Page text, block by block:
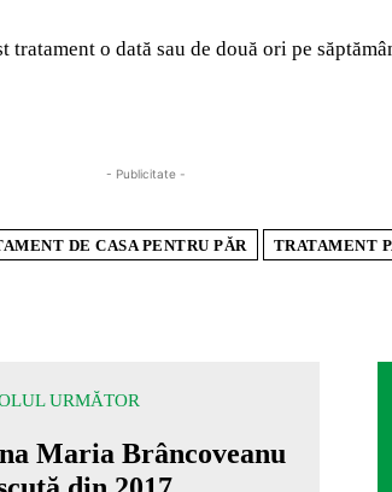
o dată sau de două ori pe
- Publicitate -
DE CASA PENTRU PĂR TRATAMENT
URMĂTOR